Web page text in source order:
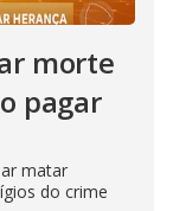
morte
pagar
matar
do crime